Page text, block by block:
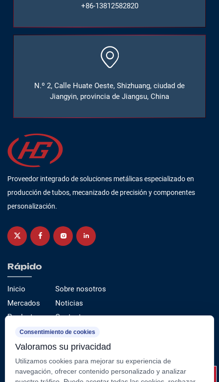
+86-13812582820
N.º 2, Calle Huate Oeste, Shizhuang, ciudad de
Jiangyin, provincia de Jiangsu, China
Proveedor integrado de soluciones metálicas especializado en
producción de tubos, mecanizado de precisión y componentes
personalización.
Rápido
Inicio
Mercados
Productos
Servicio
Sobre nosotros
Noticias
Contacto
Categorías de productos
Tubo de acero de precisión （estirado en frío）
Consentimiento de cookies
Valoramos su privacidad
Utilizamos cookies para mejorar su experiencia de
navegación, ofrecer contenido personalizado y analizar